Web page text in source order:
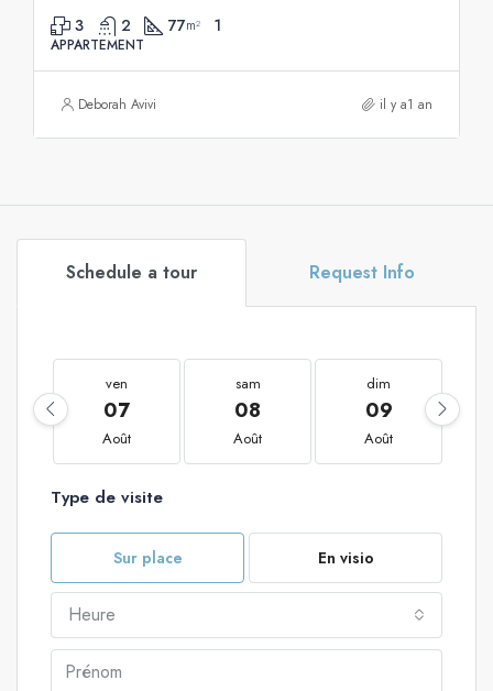
3 2 77m² 1
APPARTEMENT
Deborah Avivi il y a1 an
Schedule a tour Request Info
ven
07
Août
sam
08
Août
dim
09
Août
Type de visite
Sur place En visio
Heure